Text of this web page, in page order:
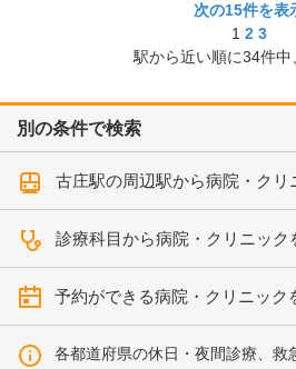
次の15件を表
1 2 3
駅から近い順に34件中
別の条件で検索
古庄駅の周辺駅から病院・クリ
診療科目から病院・クリニック
予約ができる病院・クリニック
各都道府県の休日・夜間診療、救